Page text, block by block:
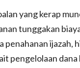
yang kerap
tunggakan
penahanan ijazah,
pengelolaan dana